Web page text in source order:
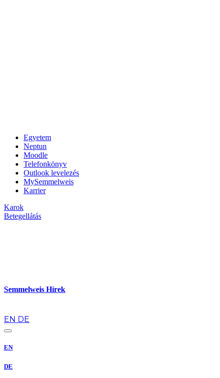
Egyetem
Neptun
Moodle
Telefonkönyv
Outlook levelezés
MySemmelweis
Karrier
Karok
Betegellátás
Semmelweis Hírek
EN DE
EN
DE